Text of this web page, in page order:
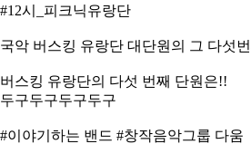
#12시_피크닉유랑단
국악 버스킹 유랑단 대단원의 그 다섯
버스킹 유랑단의 다섯 번째 단원은!!
두구두구두구두구
#이야기하는 밴드 #창작음악그룹 다움